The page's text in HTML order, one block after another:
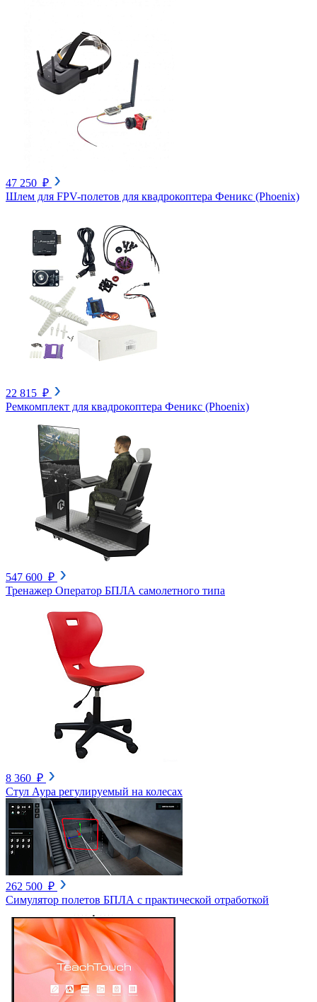
47 250 ₽
Шлем для FPV-полетов для квадрокоптера Феникс (Phoenix)
22 815 ₽
Ремкомплект для квадрокоптера Феникс (Phoenix)
547 600 ₽
Тренажер Оператор БПЛА самолетного типа
8 360 ₽
Стул Аура регулируемый на колесах
262 500 ₽
Симулятор полетов БПЛА с практической отработкой